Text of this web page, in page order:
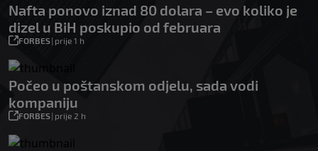
Nafta ponovo iznad 80 dolara – evo koliko je
dizel u BiH poskupio od februara
FORBES| prije 1 h
Počeo u poštanskom odjelu, sada vodi
kompaniju
FORBES| prije 2 h